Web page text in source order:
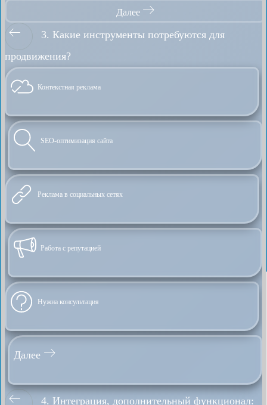
Далее
3. Какие инструменты потребуются для
продвижения?
Контекстная реклама
SEO-оптимизация сайта
Реклама в социальных сетях
Работа с репутацией
Нужна консультация
Далее
4. Интеграция, дополнительный функционал: